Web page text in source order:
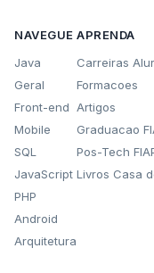
NAVEGUE
Java
Geral
Front-end
Mobile
SQL
JavaScript
PHP
Android
Arquitetura
APRENDA
Carreiras
Formacoes
Artigos
Graduacao
Pos-Tech
Livros Casa